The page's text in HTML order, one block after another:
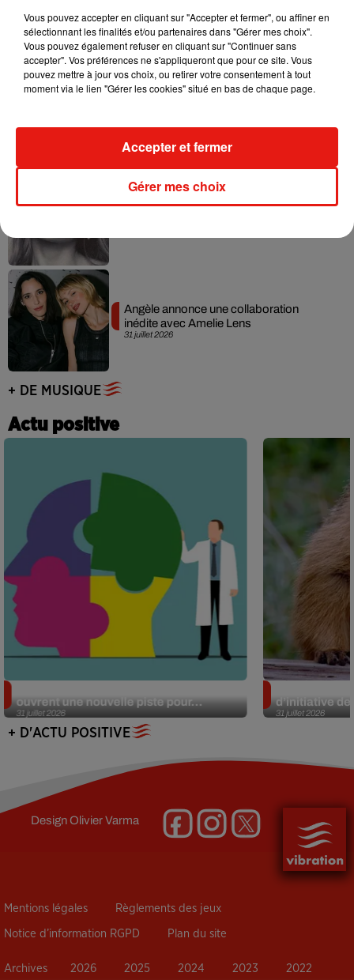
4 août 2026
Grand Corps Malade emmène Styleto
Ariana Grande se libère dans son nouvel
31 juillet 2026
Angèle annonce une collaboration
inédite avec Amelie Lens
+ DE MUSIQUE
Actu positive
31 juillet 2026
ouvrent une nouvelle piste pour...
31 juillet 2026
d’initiative
+ D'ACTU POSITIVE
DesignOlivier Varma
Mentions légales Règlements des jeux
Notice d’information RGPD Plan du site
Archives 2026 2025 2024 2023 2022
Vous pouvez accepter en cliquant sur "Accepter et fermer", ou affiner en
sélectionnant les finalités et/ou partenaires dans "Gérer mes choix".
Vous pouvez également refuser en cliquant sur "Continuer sans
accepter". Vos préférences ne s'appliqueront que pour ce site. Vous
pouvez mettre à jour vos choix, ou retirer votre consentement à tout
moment via le lien "Gérer les cookies" situé en bas de chaque page.
Gérer mes choix
Accepter et fermer